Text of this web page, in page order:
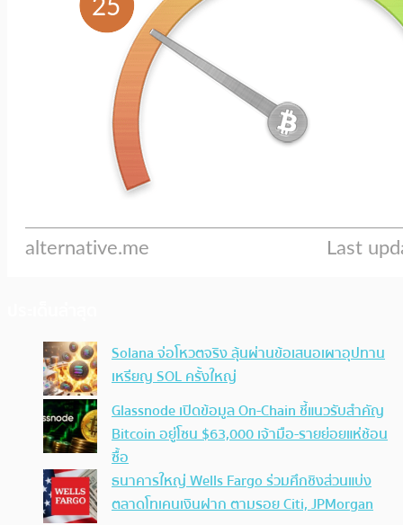
Solana จ่อโหวตจริง ลุ้นผ่านข้อเสนอเผาอุปทาน
เหรียญ SOL ครั้งใหญ่
Glassnode เปิดข้อมูล On-Chain ชี้แนวรับสำคัญ
Bitcoin อยู่โซน $63,000 เจ้ามือ-รายย่อยแห่ช้อน
ซื้อ
ธนาคารใหญ่ Wells Fargo ร่วมศึกชิงส่วนแบ่ง
ตลาดโทเคนเงินฝาก ตามรอย Citi, JPMorgan